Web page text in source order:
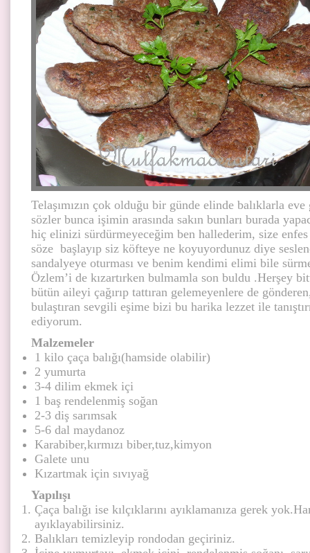
Telaşımızın çok olduğu bir günde elinde balıklarla
sözler bunca işimin arasında sakın bunları burada
hiç elinizi sürdürmeyeceğim ben hallederim, size
söze başlayıp siz köfteye ne koyuyordunuz diye
sandalyeye oturması ve benim kendimi elimi bile
Özlem’i de kızartırken bulmamla son buldu .Herşey
bütün aileyi çağırıp tattıran gelemeyenlere de
bulaştıran sevgili eşime bizi bu harika lezzet ile
ediyorum.
Malzemeler
1 kilo çaça balığı(hamside olabilir)
2 yumurta
3-4 dilim ekmek içi
1 baş rendelenmiş soğan
2-3 diş sarımsak
5-6 dal maydanoz
Karabiber,kırmızı biber,tuz,kimyon
Galete unu
Kızartmak için sıvıyağ
Yapılışı
Çaça balığı ise kılçıklarını ayıklamanıza gerek
ayıklayabilirsiniz.
Balıkları temizleyip rondodan geçiriniz.